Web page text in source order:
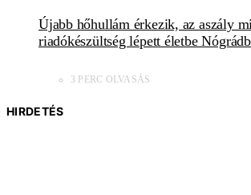
Újabb hőhullám érkezik, az aszály
riadókészültség lépett életbe
3 PERC OLVASÁS
HIRDETÉS